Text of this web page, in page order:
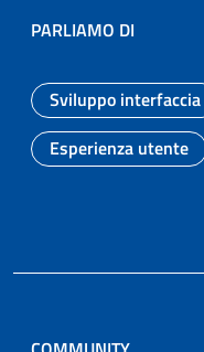
PARLIAMO DI
Sviluppo interfaccia
Argomento:
Esperienza utente